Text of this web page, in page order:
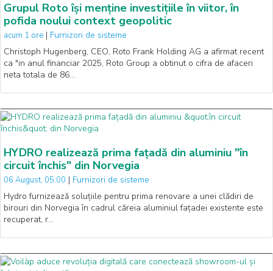
Grupul Roto își menține investițiile în viitor, în
pofida noului context geopolitic
acum 1 ore | Furnizori de sisteme
Christoph Hugenberg, CEO, Roto Frank Holding AG a afirmat recent
ca "in anul financiar 2025, Roto Group a obtinut o cifra de afaceri
neta totala de 86…
HYDRO realizează prima fațadă din aluminiu "în
circuit închis" din Norvegia
06 August, 05:00 | Furnizori de sisteme
Hydro furnizează soluțiile pentru prima renovare a unei clădiri de
birouri din Norvegia în cadrul căreia aluminiul fațadei existente este
recuperat, r…